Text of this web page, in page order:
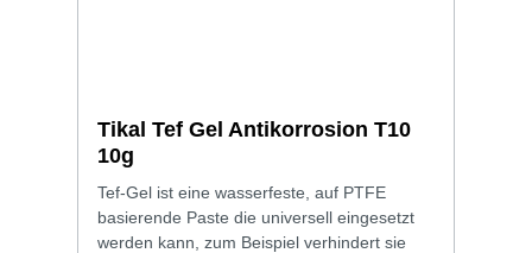
Tikal Tef Gel Antikorrosion T10
10g
Tef-Gel ist eine wasserfeste, auf PTFE
basierende Paste die universell eingesetzt
werden kann, zum Beispiel verhindert sie